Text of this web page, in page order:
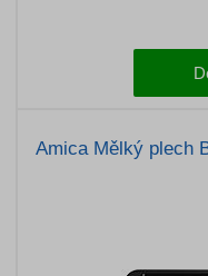
Amica Mělký plech